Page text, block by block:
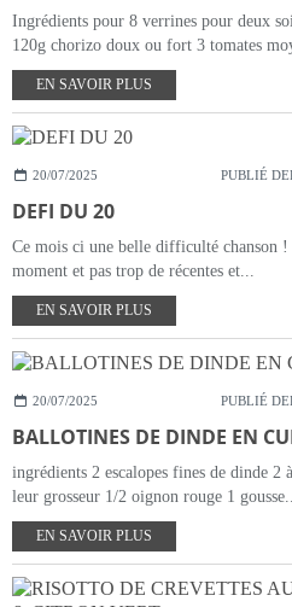
Ingrédients pour 8 verrines pour deux
120g chorizo doux ou fort 3 tomates
EN SAVOIR PLUS
20/07/2025 PUBLIÉ
DEFI DU 20
Ce mois ci une belle difficulté chanson !
moment et pas trop de récentes et...
EN SAVOIR PLUS
20/07/2025 PUBLIÉ
BALLOTINES DE DINDE EN
ingrédients 2 escalopes fines de dinde 2
leur grosseur 1/2 oignon rouge 1
EN SAVOIR PLUS